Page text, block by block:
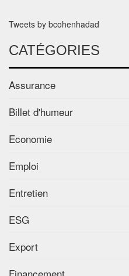
Tweets by bcohenhadad
CATÉGORIES
Assurance
Billet d'humeur
Economie
Emploi
Entretien
ESG
Export